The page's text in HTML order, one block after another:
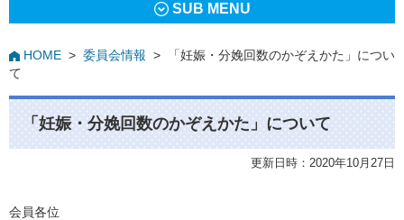
SUB MENU
HOME > 委員会情報 >
「妊娠・分娩回数のかぞえかた」につい
て
「妊娠・分娩回数のかぞえかた」について
更新日時：2020年10月27日
会員各位